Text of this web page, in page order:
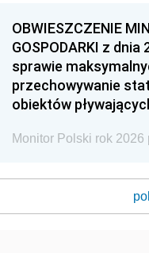
OBWIESZCZENIE
GOSPODARKI z
sprawie
przechowywanie
obiektów
Monitor Polski rok 2026